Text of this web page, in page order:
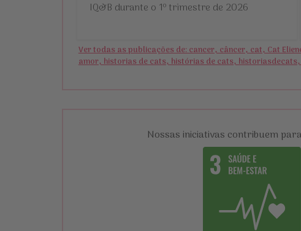
IQ&B durante o 1º trimestre de 2026
Ver todas as publicações de: cancer, câncer, cat, Cat
amor, historias de cats, histórias de cats, historiasdecats,
Nossas iniciativas contribuem